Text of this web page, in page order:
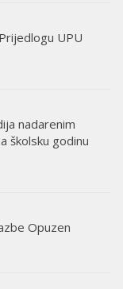
UPU
nadarenim
školsku godinu
Opuzen